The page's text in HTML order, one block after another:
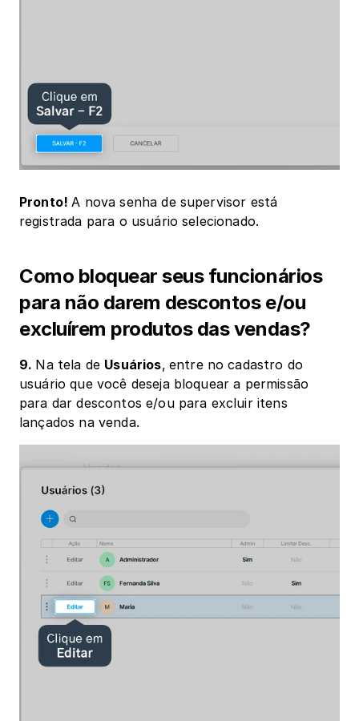
Pronto! A nova senha de supervisor está
registrada para o usuário selecionado.
Como bloquear seus funcionários
para não darem descontos e/ou
excluírem produtos das vendas?
9. Na tela de Usuários, entre no cadastro do
usuário que você deseja bloquear a permissão
para dar descontos e/ou para excluir itens
lançados na venda.